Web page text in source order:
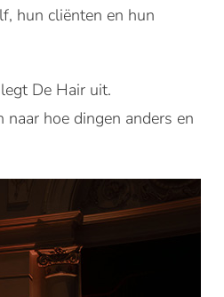
hun cliënten en hun
De Hair uit.
hoe dingen anders en